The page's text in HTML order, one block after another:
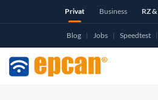
Privat Business RZ
Blog | Jobs | Speedtest |